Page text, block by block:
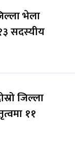
भेला
सदस्यीय
जिल्ला
११